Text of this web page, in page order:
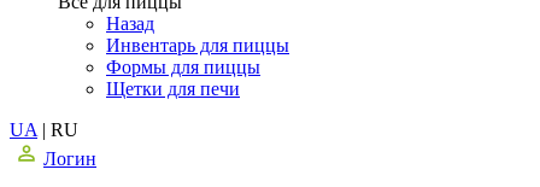
Назад
Инвентарь для пиццы
Формы для пиццы
Щетки для печи
UA | RU
Логин